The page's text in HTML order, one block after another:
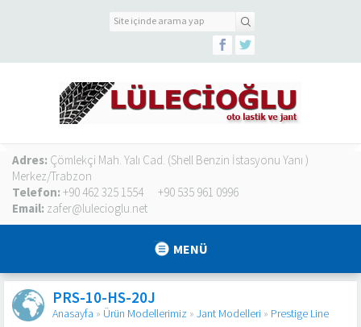
Adres: Çömlekçi Mah. Yalı Cad. (Shell Benzin İstasyonu Yanı )
Merkez/Trabzon
Telefon: +90 462 325 1554
+90 535 961 0996
Email: zafer@lulecioglu.net
MENÜ
PRS-10-HS-20J
Anasayfa » Ürün Modellerimiz » Jant Modelleri » Prestige Line